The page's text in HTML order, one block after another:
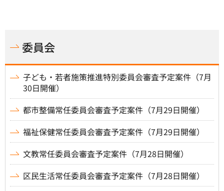
委員会
子ども・若者施策推進特別委員会審査予定案件（7月
30日開催）
都市整備常任委員会審査予定案件（7月29日開催）
福祉保健常任委員会審査予定案件（7月29日開催）
文教常任委員会審査予定案件（7月28日開催）
区民生活常任委員会審査予定案件（7月28日開催）